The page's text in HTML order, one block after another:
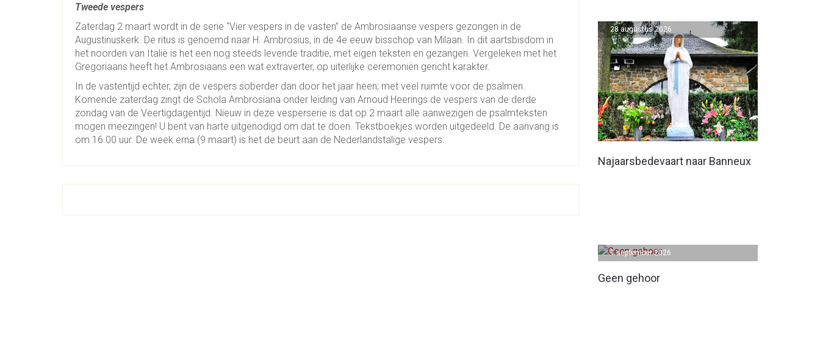
Tweede vespers
Zaterdag 2 maart wordt in de serie “Vier vespers in de vasten” de Ambrosiaanse vespers gezongen in de
Augustinuskerk. De ritus is genoemd naar H. Ambrosius, in de 4e eeuw bisschop van Milaan. In dit aartsbisdom in
het noorden van Italië is het een nog steeds levende traditie, met eigen teksten en gezangen. Vergeleken met het
Gregoriaans heeft het Ambrosiaans een wat extraverter, op uiterlijke ceremoniën gericht karakter.
In de vastentijd echter, zijn de vespers soberder dan door het jaar heen; met veel ruimte voor de psalmen.
Komende zaterdag zingt de Schola Ambrosiana onder leiding van Arnoud Heerings de vespers van de derde
zondag van de Veertigdagentijd. Nieuw in deze vesperserie is dat op 2 maart alle aanwezigen de psalmteksten
mogen meezingen! U bent van harte uitgenodigd om dat te doen. Tekstboekjes worden uitgedeeld. De aanvang is
om 16.00 uur. De week erna (9 maart) is het de beurt aan de Nederlandstalige vespers.
Najaarsbedevaart naar Banneux
28 augustus 2026
Geen gehoor
1 september 2026